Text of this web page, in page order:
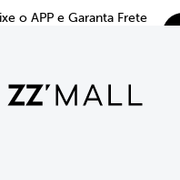
o APP e Garanta Frete